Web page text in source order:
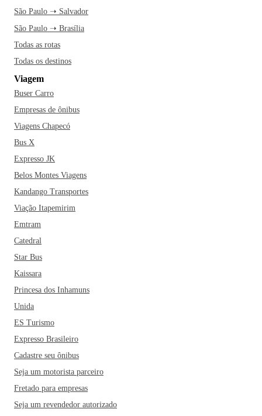
São Paulo ➝ Salvador
São Paulo ➝ Brasília
Todas as rotas
Todas os destinos
Viagem
Buser Carro
Empresas de ônibus
Viagens Chapecó
Bus X
Expresso JK
Belos Montes Viagens
Kandango Transportes
Viação Itapemirim
Emtram
Catedral
Star Bus
Kaissara
Princesa dos Inhamuns
Unida
ES Turismo
Expresso Brasileiro
Cadastre seu ônibus
Seja um motorista parceiro
Fretado para empresas
Seja um revendedor autorizado